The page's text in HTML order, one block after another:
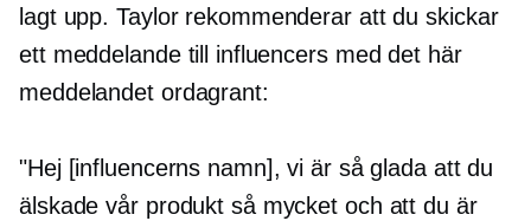
lagt upp. Taylor rekommenderar att du skickar
ett meddelande till influencers med det här
meddelandet ordagrant:
"Hej [influencerns namn], vi är så glada att du
älskade vår produkt så mycket och att du är